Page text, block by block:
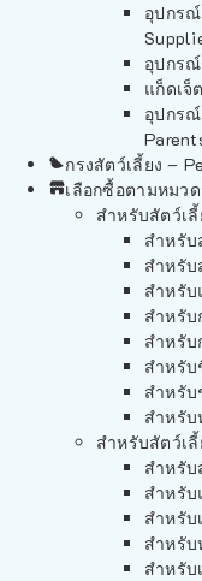
อุปกรณ์
อุปกรณ์
แก็ดเจ็
อุปกร
กรงสัตว์เลี้ยง –
เลือกซื้อตามหมว
สำหรับสัตว์เ
สำหรับ
สำหรับ
สำหรับ
สำหรับ
สำหรับ
สำหรั
สำหรับ
สำหรับ
สำหรับสัตว์เ
สำหรับ
สำหรับ
สำหรับ
สำหรับ
สำหรับ